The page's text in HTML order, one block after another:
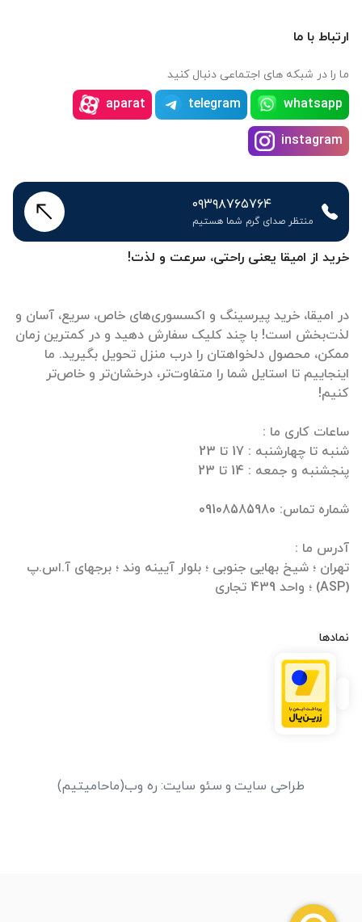
خرید از امیقا یعنی راحتی، سرعت و لذت!
در امیقا، خرید پیرسینگ و اکسسوری‌های خاص، سریع، آسان و
لذت‌بخش است! با چند کلیک سفارش دهید و در کمترین زمان
ممکن، محصول دلخواهتان را درب منزل تحویل بگیرید. ما
اینجاییم تا استایل شما را متفاوت‌تر، درخشان‌تر و خاص‌تر
تهران ؛ شیخ بهایی جنوبی ؛ بلوار آیینه وند ؛ برجهای آ.اس.پ
(ASP) ؛ واحد 439 تجاری
نمادها
ارتباط با ما
ما را در شبکه های اجتماعی دنبال کنید
whatsapp
telegram
aparat
instagram
۰۹۳۹۸۷۶۵۷۶۴
منتظر صدای گرم شما هستیم
طراحی سایت و سئو سایت: ره وب(ماحامیتیم)